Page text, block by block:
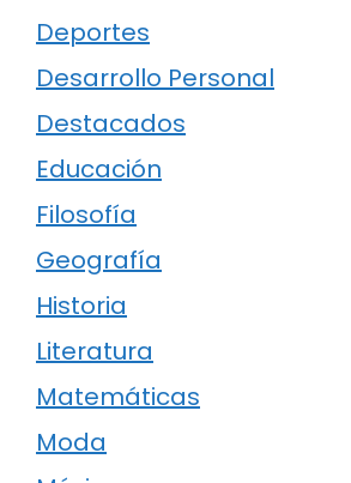
Deportes
Desarrollo Personal
Destacados
Educación
Filosofía
Geografía
Historia
Literatura
Matemáticas
Moda